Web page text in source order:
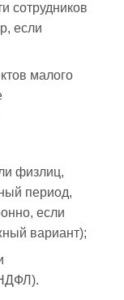
сотрудников
если
малого
физлиц,
период,
если
вариант);